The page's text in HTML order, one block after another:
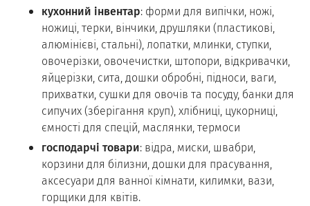
кухонний інвентар: форми для випічки, ножі,
ножиці, терки, вінчики, друшляки (пластикові,
алюмінієві, стальні), лопатки, млинки, ступки,
овочерізки, овочечистки, штопори, відкривачки,
яйцерізки, сита, дошки обробні, підноси, ваги,
прихватки, сушки для овочів та посуду, банки для
сипучих (зберігання круп), хлібниці, цукорниці,
ємності для спецій, маслянки, термоси
господарчі товари: відра, миски, швабри,
корзини для білизни, дошки для прасування,
аксесуари для ванної кімнати, килимки, вази,
горщики для квітів.